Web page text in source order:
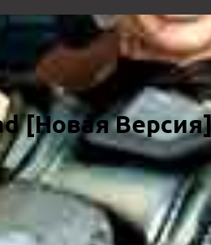
[Новая Версия]